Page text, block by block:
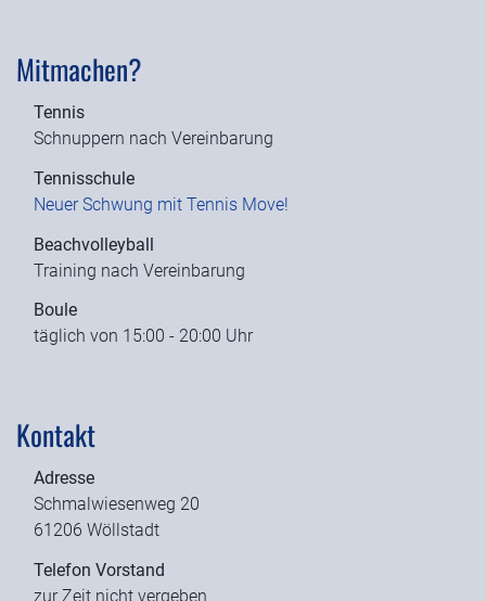
Mitmachen?
Tennis
Schnuppern nach Vereinbarung
Tennisschule
Neuer Schwung mit Tennis Move!
Beachvolleyball
Training nach Vereinbarung
Boule
täglich von 15:00 - 20:00 Uhr
Kontakt
Adresse
Schmalwiesenweg 20
61206 Wöllstadt
Telefon Vorstand
zur Zeit nicht vergeben